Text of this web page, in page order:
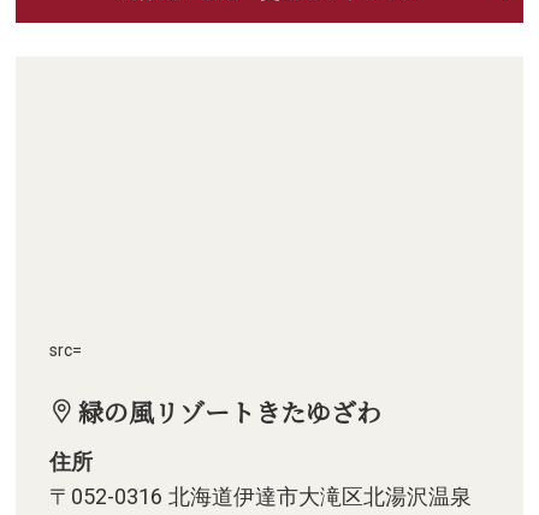
src=
緑の風リゾートきたゆざわ
住所
〒052-0316 北海道伊達市大滝区北湯沢温泉